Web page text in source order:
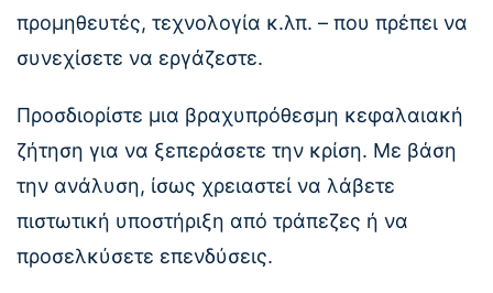
προμηθευτές, τεχνολογία κ.λπ. – που πρέπει να
συνεχίσετε να εργάζεστε.
Προσδιορίστε μια βραχυπρόθεσμη κεφαλαιακή
ζήτηση για να ξεπεράσετε την κρίση. Με βάση
την ανάλυση, ίσως χρειαστεί να λάβετε
πιστωτική υποστήριξη από τράπεζες ή να
προσελκύσετε επενδύσεις.